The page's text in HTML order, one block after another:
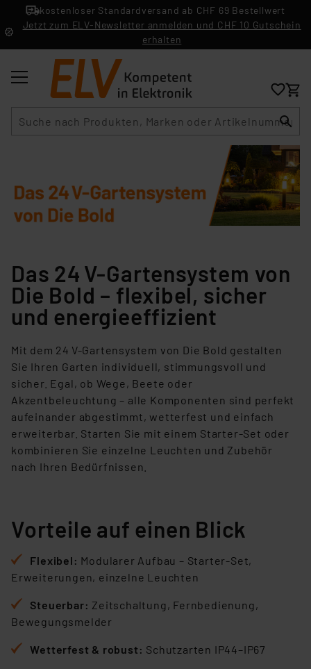
kostenloser Standardversand ab CHF 69 Bestellwert
Jetzt zum ELV-Newsletter anmelden und CHF 10 Gutschein
erhalten
Das 24 V-Gartensystem von
Die Bold – flexibel, sicher
und energieeffizient
Mit dem 24 V-Gartensystem von Die Bold gestalten
Sie Ihren Garten individuell, stimmungsvoll und
sicher. Egal, ob Wege, Beete oder
Akzentbeleuchtung – alle Komponenten sind perfekt
aufeinander abgestimmt, wetterfest und einfach
erweiterbar. Starten Sie mit einem Starter-Set oder
kombinieren Sie einzelne Leuchten und Zubehör
nach Ihren Bedürfnissen.
Vorteile auf einen Blick
Flexibel: Modularer Aufbau – Starter-Set,
Erweiterungen, einzelne Leuchten
Steuerbar: Zeitschaltung, Fernbedienung,
Bewegungsmelder
Wetterfest & robust: Schutzarten IP44–IP67